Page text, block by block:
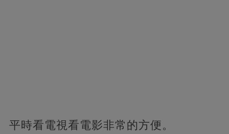
平時看電視看電影非常的方便。